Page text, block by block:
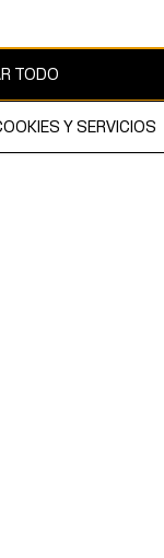
por copyright y es
TODO
Y SERVICIOS